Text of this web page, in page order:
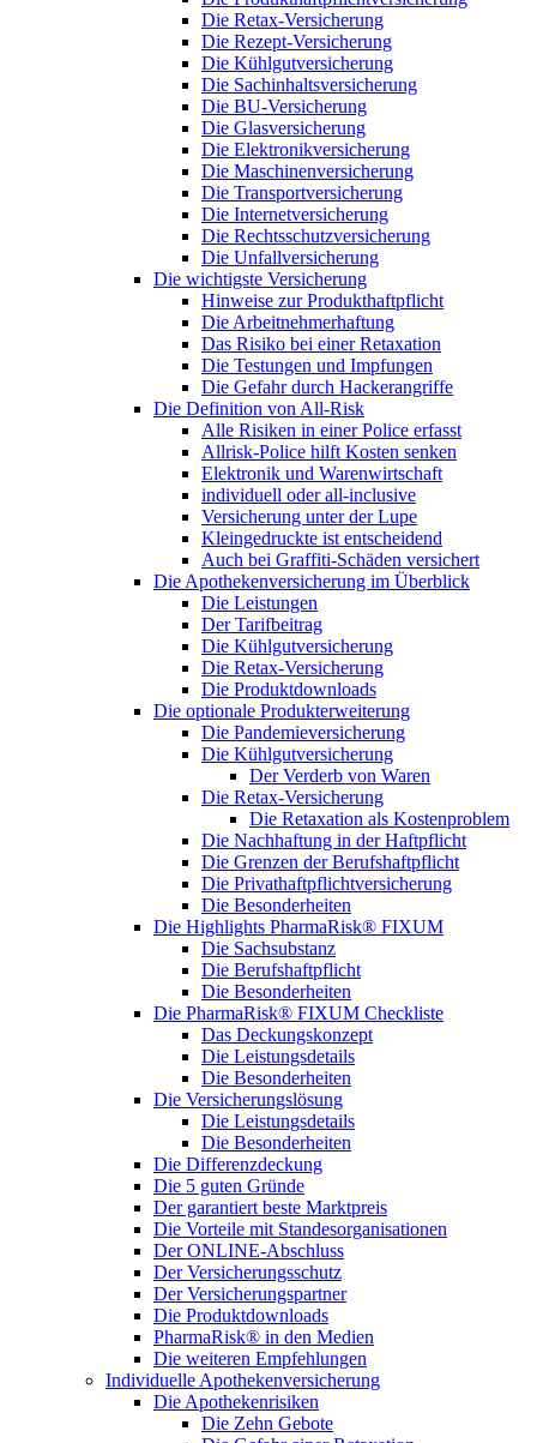
Die Retax-Versicherung
Die Rezept-Versicherung
Die Kühlgutversicherung
Die Sachinhaltsversicherung
Die BU-Versicherung
Die Glasversicherung
Die Elektronikversicherung
Die Maschinenversicherung
Die Transportversicherung
Die Internetversicherung
Die Rechtsschutzversicherung
Die Unfallversicherung
Die wichtigste Versicherung
Hinweise zur Produkthaftpflicht
Die Arbeitnehmerhaftung
Das Risiko bei einer Retaxation
Die Testungen und Impfungen
Die Gefahr durch Hackerangriffe
Die Definition von All-Risk
Alle Risiken in einer Police erfasst
Allrisk-Police hilft Kosten senken
Elektronik und Warenwirtschaft
individuell oder all-inclusive
Versicherung unter der Lupe
Kleingedruckte ist entscheidend
Auch bei Graffiti-Schäden versichert
Die Apothekenversicherung im Überblick
Die Leistungen
Der Tarifbeitrag
Die Kühlgutversicherung
Die Retax-Versicherung
Die Produktdownloads
Die optionale Produkterweiterung
Die Pandemieversicherung
Die Kühlgutversicherung
Der Verderb von Waren
Die Retax-Versicherung
Die Retaxation als Kostenproblem
Die Nachhaftung in der Haftpflicht
Die Grenzen der Berufshaftpflicht
Die Privathaftpflichtversicherung
Die Besonderheiten
Die Highlights PharmaRisk® FIXUM
Die Sachsubstanz
Die Berufshaftpflicht
Die Besonderheiten
Die PharmaRisk® FIXUM Checkliste
Das Deckungskonzept
Die Leistungsdetails
Die Besonderheiten
Die Versicherungslösung
Die Leistungsdetails
Die Besonderheiten
Die Differenzdeckung
Die 5 guten Gründe
Der garantiert beste Marktpreis
Die Vorteile mit Standesorganisationen
Der ONLINE-Abschluss
Der Versicherungsschutz
Der Versicherungspartner
Die Produktdownloads
PharmaRisk® in den Medien
Die weiteren Empfehlungen
Individuelle Apothekenversicherung
Die Apothekenrisiken
Die Zehn Gebote